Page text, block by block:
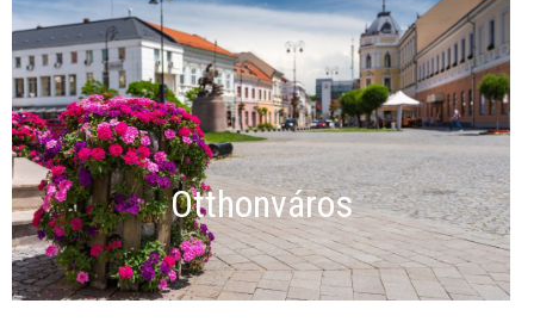
Otthonváros